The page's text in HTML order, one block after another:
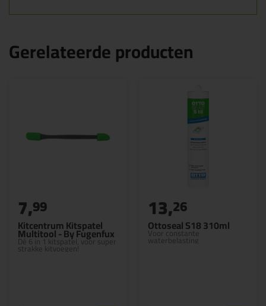
Gerelateerde producten
Kitcentrum Kitspatel
Multitool - By Fugenfux
Dé 6 in 1 kitspatel, voor super
strakke kitvoegen!
7,99
Ottoseal S18 310ml
Voor constante
waterbelasting
13,26